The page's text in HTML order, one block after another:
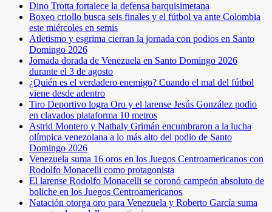
Dino Trotta fortalece la defensa barquisimetana
Boxeo criollo busca seis finales y el fútbol va ante Colombia
este miércoles en semis
Atletismo y esgrima cierran la jornada con podios en Santo
Domingo 2026
Jornada dorada de Venezuela en Santo Domingo 2026
durante el 3 de agosto
¿Quién es el verdadero enemigo? Cuando el mal del fútbol
viene desde adentro
Tiro Deportivo logra Oro y el larense Jesús González podio
en clavados plataforma 10 metros
Astrid Montero y Nathaly Grimán encumbraron a la lucha
olímpica venezolana a lo más alto del podio de Santo
Domingo 2026
Venezuela suma 16 oros en los Juegos Centroamericanos con
Rodolfo Monacelli como protagonista
El larense Rodolfo Monacelli se coronó campeón absoluto de
boliche en los Juegos Centroamericanos
Natación otorga oro para Venezuela y Roberto García suma